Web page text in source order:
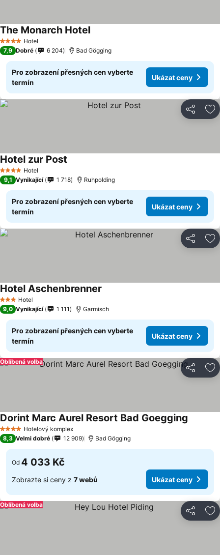
4 Počet hvězdiček
Hotel
The Monarch HotelUkázat ceny
7,9 Dobré 6 204 Bad Gögging
Pro zobrazení přesných cen vyberte
termín
Ukázat ceny
Sdílet
4 Počet hvězdiček
Hotel
Hotel zur Post
9,1 Vynikající 1 718 Ruhpolding
Pro zobrazení přesných cen vyberte
termín
Ukázat ceny
Sdílet
3 Počet hvězdiček
Hotel
Hotel Aschenbrenner
9,0 Vynikající 1 111 Garmisch
Pro zobrazení přesných cen vyberte
termín
Ukázat ceny
Sdílet
Oblíbená volba
4 Počet hvězdiček
Hotelový komplex
Dorint Marc Aurel Resort Bad Goegging
8,3 Velmi dobré 12 909 Bad Gögging
Od 4 033 Kč
Zobrazte si ceny z 7 webů Ukázat ceny
Sdílet
Oblíbená volba